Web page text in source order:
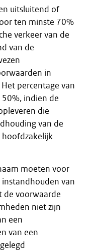
uitsluitend of
ten minste 70%
verkeer van de
van de
in
percentage van
indien de
die
van de
hoofdzakelijk
moeten voor
van
de voorwaarde
niet zijn
een
van een